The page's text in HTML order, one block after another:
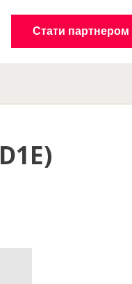
Стати партнером